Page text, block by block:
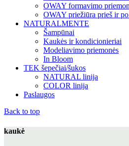
OWAY formavimo
OWAY priežiūra prieš ir po
NATURALMENTE
Šampūnai
Kaukės ir kondicionieriai
Modeliavimo priemonės
In Bloom
TEK šepečiai/šukos
NATURAL linija
COLOR linija
Paslaugos
Back to top
kaukė